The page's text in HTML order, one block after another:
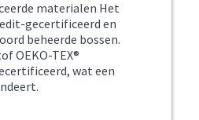
materialen Het
gecertificeerd en
beheerde bossen.
OEKO-TEX®
wat een